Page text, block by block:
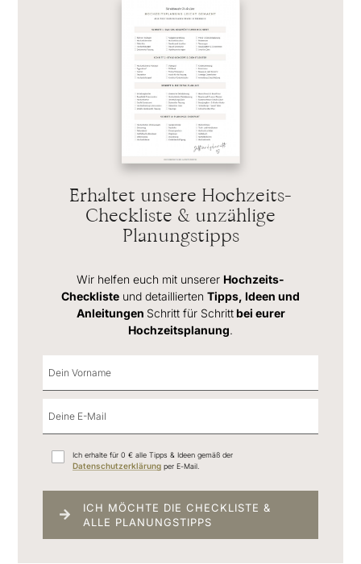
Erhaltet unsere Hochzeits-
Checkliste & unzählige
Planungstipps
Wir helfen euch mit unserer Hochzeits-
Checkliste und detaillierten Tipps, Ideen und
Anleitungen Schritt für Schrittbei eurer
Hochzeitsplanung.
Ich erhalte für 0 € alle Tipps & Ideen gemäß der
Datenschutzerklärung per E-Mail.
ICH MÖCHTE DIE CHECKLISTE &
ALLE PLANUNGSTIPPS